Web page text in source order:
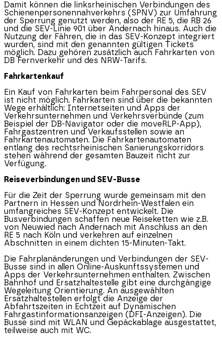
Damit können die linksrheinischen Verbindungen des
Schienenpersonennahverkehrs (SPNV) zur Umfahrung
der Sperrung genutzt werden, also der RE 5, die RB 26
und die SEV-Linie 901 über Andernach hinaus. Auch die
Nutzung der Fähren, die in das SEV-Konzept integriert
wurden, sind mit den genannten gültigen Tickets
möglich. Dazu gehören zusätzlich auch Fahrkarten von
DB Fernverkehr und des NRW-Tarifs.
Fahrkartenkauf
Ein Kauf von Fahrkarten beim Fahrpersonal des SEV
ist nicht möglich. Fahrkarten sind über die bekannten
Wege erhältlich: Internetseiten und Apps der
Verkehrsunternehmen und Verkehrsverbünde (zum
Beispiel der DB-Navigator oder die moveRLP-App),
Fahrgastzentren und Verkaufsstellen sowie an
Fahrkartenautomaten. Die Fahrkartenautomaten
entlang des rechtsrheinischen Sanierungskorridors
stehen während der gesamten Bauzeit nicht zur
Verfügung.
Reiseverbindungen und SEV-Busse
Für die Zeit der Sperrung wurde gemeinsam mit den
Partnern in Hessen und Nordrhein-Westfalen ein
umfangreiches SEV-Konzept entwickelt. Die
Busverbindungen schaffen neue Reiseketten wie z.B.
von Neuwied nach Andernach mit Anschluss an den
RE 5 nach Köln und verkehren auf einzelnen
Abschnitten in einem dichten 15-Minuten-Takt.
Die Fahrplanänderungen und Verbindungen der SEV-
Busse sind in allen Online-Auskunftssystemen und
Apps der Verkehrsunternehmen enthalten. Zwischen
Bahnhof und Ersatzhaltestelle gibt eine durchgängige
Wegeleitung Orientierung. An ausgewählten
Ersatzhaltestellen erfolgt die Anzeige der
Abfahrtszeiten in Echtzeit auf Dynamischen
Fahrgastinformationsanzeigen (DFI-Anzeigen). Die
Busse sind mit WLAN und Gepäckablage ausgestattet,
teilweise auch mit WC.